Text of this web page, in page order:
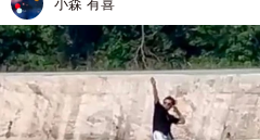
小森 有喜